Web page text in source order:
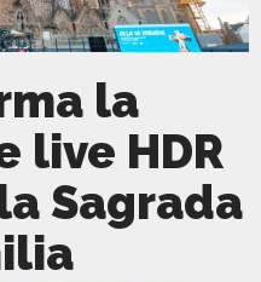
la
live HDR
Sagrada